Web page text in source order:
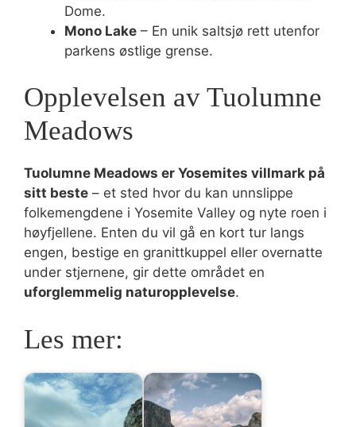
Dome.
Mono Lake – En unik saltsjø rett utenfor
parkens østlige grense.
Opplevelsen av Tuolumne
Meadows
Tuolumne Meadows er Yosemites villmark på
sitt beste – et sted hvor du kan unnslippe
folkemengdene i Yosemite Valley og nyte roen i
høyfjellene. Enten du vil gå en kort tur langs
engen, bestige en granittkuppel eller overnatte
under stjernene, gir dette området en
uforglemmelig naturopplevelse.
Les mer: